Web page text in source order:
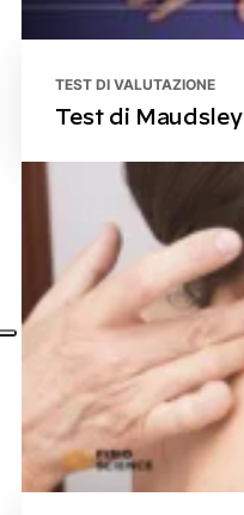
TEST DI VALUTAZIONE
Test di Maudsley